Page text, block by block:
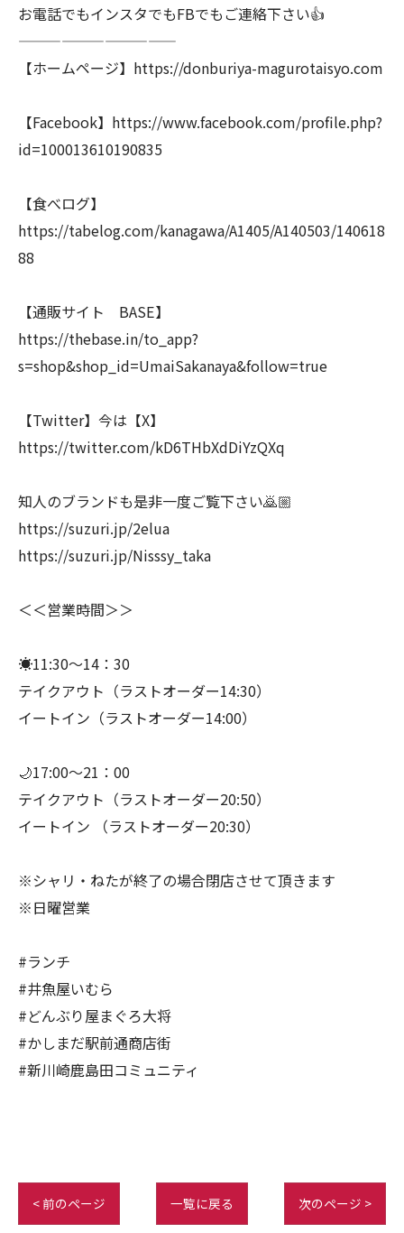
お電話でもインスタでもFBでもご連絡下さい👍
———————————
【ホームページ】https://donburiya-magurotaisyo.com
【Facebook】https://www.facebook.com/profile.php?
id=100013610190835
【食べログ】
https://tabelog.com/kanagawa/A1405/A140503/140618
88
【通販サイト BASE】
https://thebase.in/to_app?
s=shop&shop_id=UmaiSakanaya&follow=true
【Twitter】今は【X】
https://twitter.com/kD6THbXdDiYzQXq
知人のブランドも是非一度ご覧下さい🙇🏼
https://suzuri.jp/2elua
https://suzuri.jp/Nisssy_taka
＜＜営業時間＞＞
☀️11:30～14：30
テイクアウト（ラストオーダー14:30）
イートイン（ラストオーダー14:00）
🌙17:00～21：00
テイクアウト（ラストオーダー20:50）
イートイン （ラストオーダー20:30）
※シャリ・ねたが終了の場合閉店させて頂きます
※日曜営業
#ランチ
#井魚屋いむら
#どんぶり屋まぐろ大将
#かしまだ駅前通商店街
#新川崎鹿島田コミュニティ
< 前のページ 一覧に戻る 次のページ >